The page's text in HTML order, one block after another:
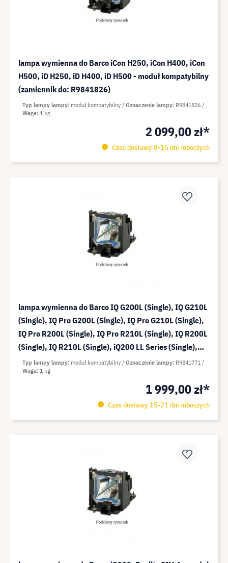
lampa wymienna do Barco iCon H250, iCon H400, iCon
H500, iD H250, iD H400, iD H500 - moduł kompatybilny
(zamiennik do: R9841826)
2 099,00 zł*
Czas dostawy 8-15 dni roboczych
Typ lampy lampy moduł kompatybilny Oznaczenie lampy R9841826
Waga 1 kg
lampa wymienna do Barco IQ G200L (Single), IQ G210L
(Single), IQ Pro G200L (Single), IQ Pro G210L (Single),
IQ Pro R200L (Single), IQ Pro R210L (Single), IQ R200L
(Single), IQ R210L (Single), iQ200 LL Series (Single),
iQ210 LL Series (Single), SIM4 0V DR1
1 999,00 zł*
Czas dostawy 15-21 dni roboczych
Typ lampy lampy moduł kompatybilny Oznaczenie lampy R9841771
Waga 1 kg